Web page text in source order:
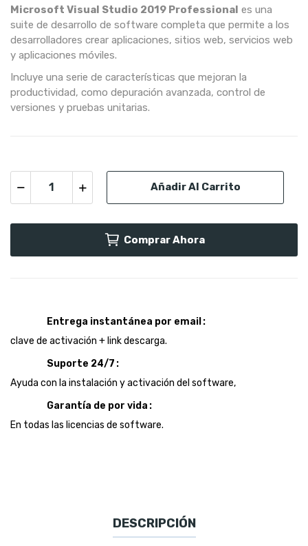
Microsoft Visual Studio 2019 Professional es una
suite de desarrollo de software completa que permite a los
desarrolladores crear aplicaciones, sitios web, servicios web
y aplicaciones móviles.
Incluye una serie de características que mejoran la
productividad, como depuración avanzada, control de
versiones y pruebas unitarias.
Añadir Al Carrito
Comprar Ahora
Entrega instantánea por email
clave de activación + link descarga.
Suporte 24/7
Ayuda con la instalación y activación del software,
Garantía de por vida
En todas las licencias de software.
DESCRIPCIÓN